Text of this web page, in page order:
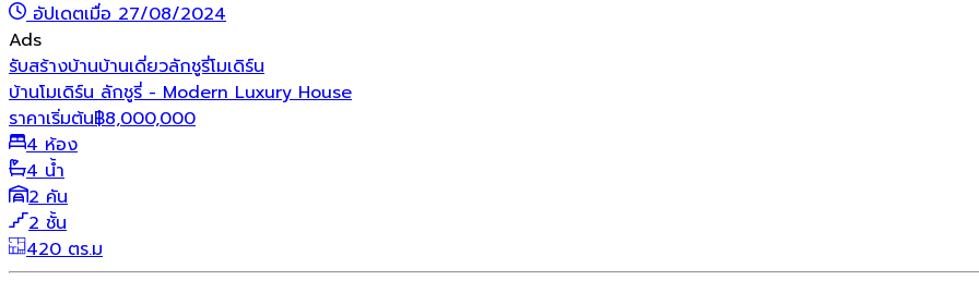
อัปเดตเมื่อ 27/08/2024
Ads
รับสร้างบ้านบ้านเดี่ยวลักชูรี่โมเดิร์น
บ้านโมเดิร์น ลักชูรี่ - Modern Luxury House
ราคาเริ่มต้น฿8,000,000
4 ห้อง
4 น้ำ
2 คัน
2 ชั้น
420 ตร.ม